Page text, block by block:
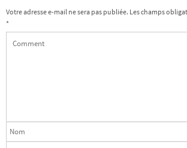
Votre adresse e-mail ne sera pas publiée. Les champs
*